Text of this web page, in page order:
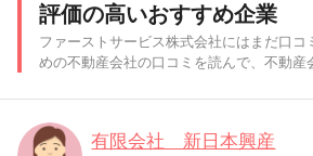
評価の高いおすすめ企業
ファーストサービス株式会社にはまだ口コ
めの不動産会社の口コミを読んで、不動産
有限会社 新日本興産